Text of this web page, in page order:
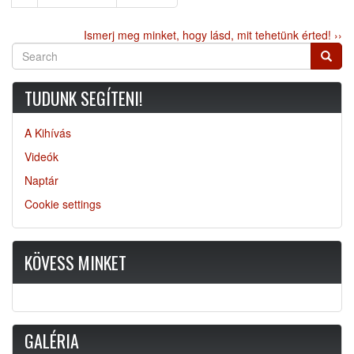
oldal
oldal
Ismerj meg minket, hogy lásd, mit tehetünk érted! ››
Search
TUDUNK SEGÍTENI!
A Kihívás
Videók
Naptár
Cookie settings
KÖVESS MINKET
GALÉRIA